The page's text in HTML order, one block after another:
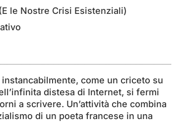
le Nostre Crisi Esistenziali)
come un criceto su
distesa di Internet, si fermi
a scrivere. Un’attività che combina
di un poeta francese in una